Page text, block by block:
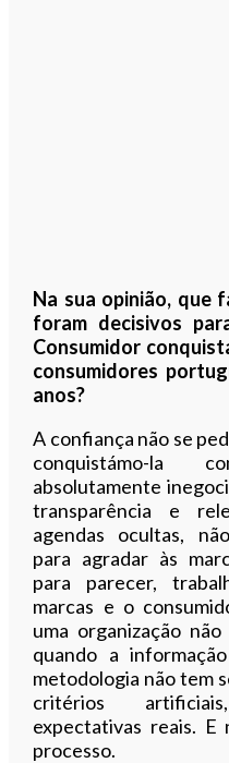
Na sua opinião, que
foram decisivos
Consumidor
consumidores
anos?
A confiança não se
conquistámo-la
absolutamente
transparência e
agendas ocultas,
para agradar às
para parecer,
marcas e o
uma organização
quando a
metodologia não tem
critérios
expectativas reais. E
processo.